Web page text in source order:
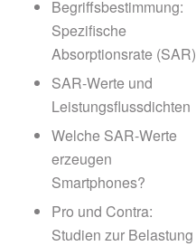
Begriffsbestimmung:
Spezifische
Absorptionsrate (SAR)
SAR-Werte und
Leistungsflussdichten
Welche SAR-Werte
erzeugen
Smartphones?
Pro und Contra:
Studien zur Belastung